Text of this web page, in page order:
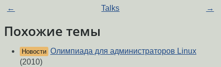
← Talks →
Похожие темы
Новости Олимпиада для администраторов Linux
(2010)